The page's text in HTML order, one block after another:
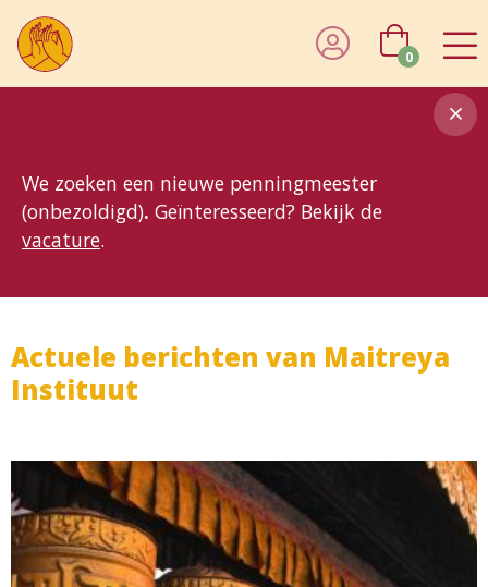
We zoeken een nieuwe penningmeester
(onbezoldigd). Geïnteresseerd? Bekijk de
vacature.
0
Actuele berichten van Maitreya
Instituut